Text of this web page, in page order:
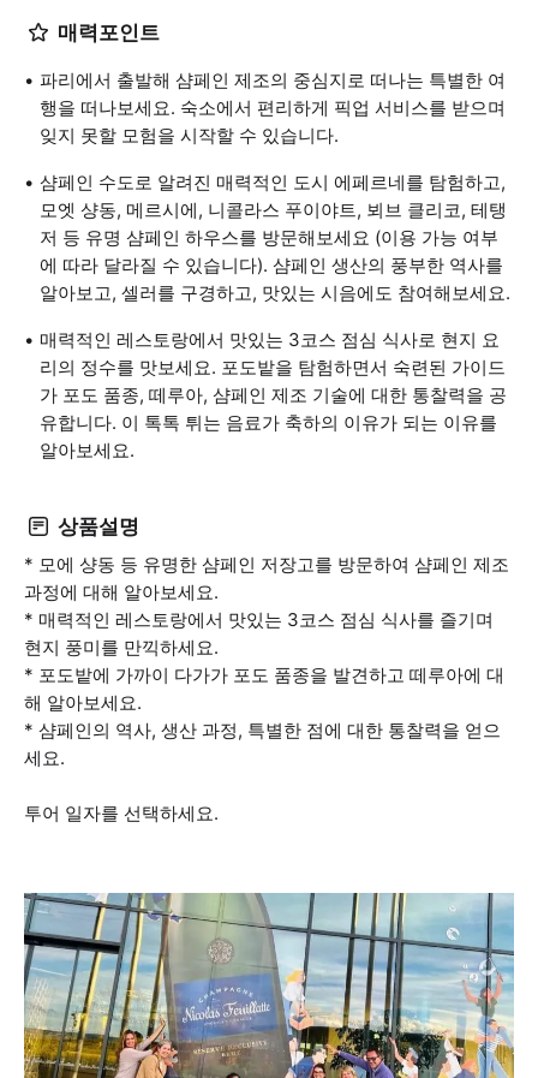
매력포인트
파리에서 출발해 샴페인 제조의 중심지로 떠나는 특별한 여
행을 떠나보세요. 숙소에서 편리하게 픽업 서비스를 받으며
잊지 못할 모험을 시작할 수 있습니다.
샴페인 수도로 알려진 매력적인 도시 에페르네를 탐험하고,
모엣 샹동, 메르시에, 니콜라스 푸이야트, 뵈브 클리코, 테탱
저 등 유명 샴페인 하우스를 방문해보세요 (이용 가능 여부
에 따라 달라질 수 있습니다). 샴페인 생산의 풍부한 역사를
알아보고, 셀러를 구경하고, 맛있는 시음에도 참여해보세요.
매력적인 레스토랑에서 맛있는 3코스 점심 식사로 현지 요
리의 정수를 맛보세요. 포도밭을 탐험하면서 숙련된 가이드
가 포도 품종, 떼루아, 샴페인 제조 기술에 대한 통찰력을 공
유합니다. 이 톡톡 튀는 음료가 축하의 이유가 되는 이유를
알아보세요.
상품설명
* 모에 샹동 등 유명한 샴페인 저장고를 방문하여 샴페인 제조
과정에 대해 알아보세요.
* 매력적인 레스토랑에서 맛있는 3코스 점심 식사를 즐기며
현지 풍미를 만끽하세요.
* 포도밭에 가까이 다가가 포도 품종을 발견하고 떼루아에 대
해 알아보세요.
* 샴페인의 역사, 생산 과정, 특별한 점에 대한 통찰력을 얻으
세요.
투어 일자를 선택하세요.